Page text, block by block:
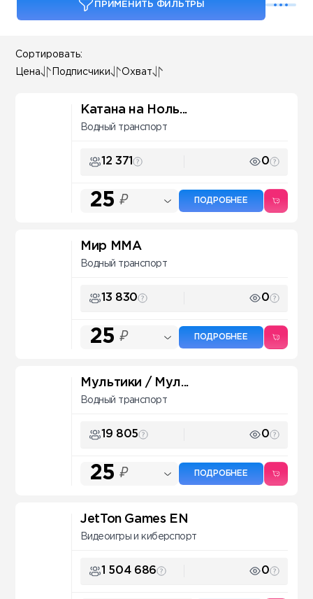
ПРИМЕНИТЬ ФИЛЬТРЫ
Сортировать:
Цена Подписчики Охват
Катана на Ноль...
Водный транспорт
12 371 0
25 ₽ ПОДРОБНЕЕ
Мир MMA
Водный транспорт
13 830 0
25 ₽ ПОДРОБНЕЕ
Мультики / Мул...
Водный транспорт
19 805 0
25 ₽ ПОДРОБНЕЕ
JetTon Games EN
Видеоигры и киберспорт
1 504 686 0